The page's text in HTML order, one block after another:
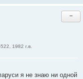
1982 г.в.
−
я не знаю ни одной